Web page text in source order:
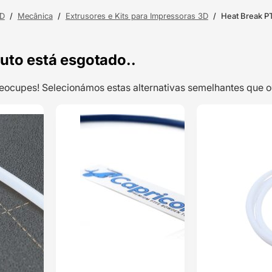
/ Mecânica / Extrusores e Kits para Impressoras 3D / Heat Break
está esgotado..
Selecionámos estas alternativas semelhantes que
Tubo Hotend
em 5 com
base em
TOP VENDAS
ENVIO 24H
TOP VENDAS